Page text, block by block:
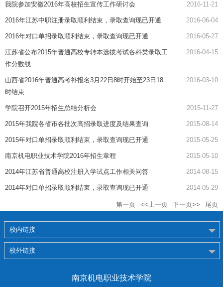
我院参加安徽2016年高校招生宣传工作研讨会 2016-11-21
2016年江苏中职注册录取顺利结束，录取查询现已开通 2016-06-04
2016年对口单招录取顺利结束，录取查询现已开通 2016-05-27
江苏省公布2015年普通高校专转本选拔考试各科类录取工
作分数线
2016-04-15
山西省2016年普通高考补报名3月22日8时开始至23日18
时结束
2016-03-10
学院召开2015年招生总结分析会 2015-11-27
2015年我院各省市各批次高招录取进度及结果查询 2015-08-14
2015年对口单招录取顺利结束，录取查询现已开通 2015-05-25
南京机电职业技术学院2016年招生章程 2015-05-10
2014年江苏省普通高校注册入学试点工作相关问答 2014-08-15
2014年对口单招录取顺利结束，录取查询现已开通 2014-05-29
第一页 <<上一页 下一页>> 尾页
校内链接
校外链接
南京机电职业技术学院